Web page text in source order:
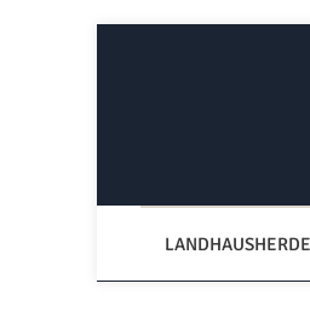
LANDHAUSHERDE